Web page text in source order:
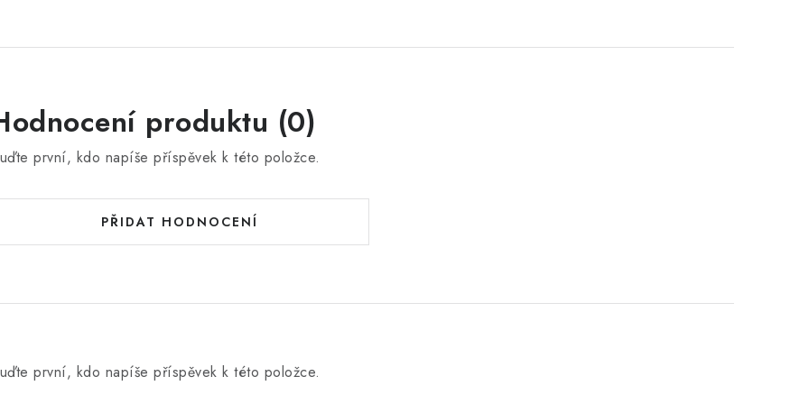
produktu (0)
první, kdo napíše příspěvek k této položce.
PŘIDAT HODNOCENÍ
první, kdo napíše příspěvek k této položce.